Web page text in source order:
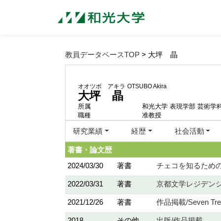
教員データベースTOP > 大坪 晶
オオツボ アキラ OTSUBO Akira
大坪 晶
所属
和光大学 表現学部 芸術学
職種
准教授
研究業績 経歴 社会活動
著書・論文歴
2024/03/30
著書 チェコを知るため
2022/03/31 著書 京都文学レジデン
2021/12/26 著書 作品掲載/Seven